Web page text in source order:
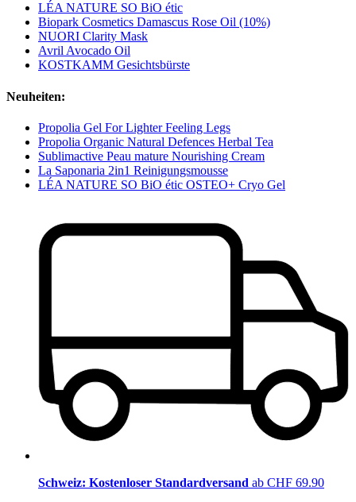
LÉA NATURE SO BiO étic
Biopark Cosmetics Damascus Rose Oil (10%)
NUORI Clarity Mask
Avril Avocado Oil
KOSTKAMM Gesichtsbürste
Neuheiten:
Propolia Gel For Lighter Feeling Legs
Propolia Organic Natural Defences Herbal Tea
Sublimactive Peau mature Nourishing Cream
La Saponaria 2in1 Reinigungsmousse
LÉA NATURE SO BiO étic OSTEO+ Cryo Gel
Schweiz: Kostenloser Standardversand ab CHF 69.90